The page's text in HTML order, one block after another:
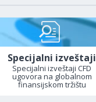
Specijalni izveštaji
Specijalni izveštaji CFD
ugovora na globalnom
finansijskom tržištu